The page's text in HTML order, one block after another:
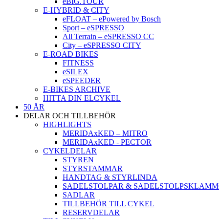
E-HYBRID & CITY
eFLOAT – ePowered by Bosch
Sport – eSPRESSO
All Terrain – eSPRESSO CC
City – eSPRESSO CITY
E-ROAD BIKES
FITNESS
eSILEX
eSPEEDER
E-BIKES ARCHIVE
HITTA DIN ELCYKEL
50 ÅR
DELAR OCH TILLBEHÖR
HIGHLIGHTS
MERIDAxKED – MITRO
MERIDAxKED - PECTOR
CYKELDELAR
STYREN
STYRSTAMMAR
HANDTAG & STYRLINDA
SADELSTOLPAR &
SADLAR
TILLBEHÖR TILL CYKEL
RESERVDELAR